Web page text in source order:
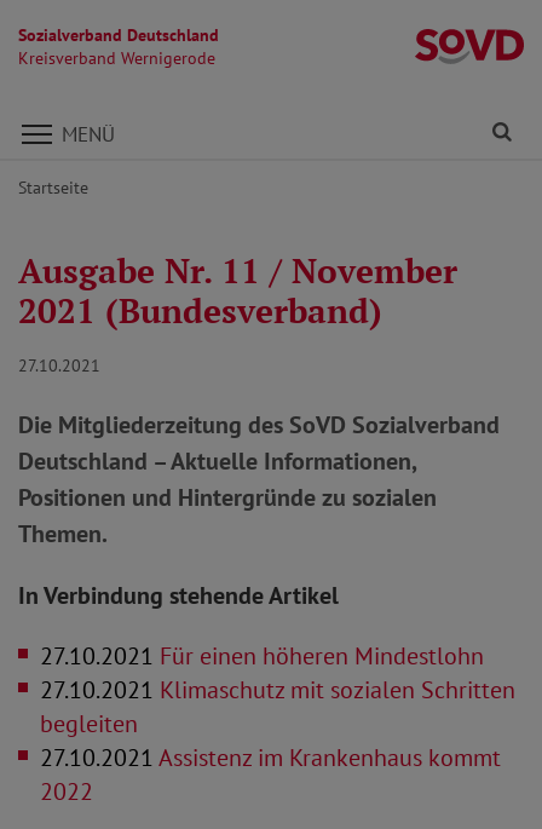
Sozialverband Deutschland
Kreisverband Wernigerode
Direkt zu den Inhalten springen
MENÜ
Startseite
Ausgabe Nr. 11 / November
2021 (Bundesverband)
27.10.2021
Die Mitgliederzeitung des SoVD Sozialverband
Deutschland – Aktuelle Informationen,
Positionen und Hintergründe zu sozialen
Themen.
In Verbindung stehende Artikel
27.10.2021 Für einen höheren Mindestlohn
27.10.2021 Klimaschutz mit sozialen Schritten
begleiten
27.10.2021Assistenz im Krankenhaus kommt
2022